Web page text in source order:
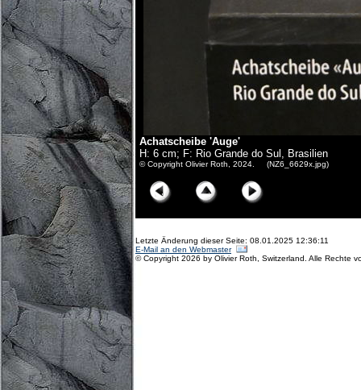
Achatscheibe 'Auge'
H: 6 cm; F: Rio Grande do Sul, Brasilien
© Copyright Olivier Roth, 2024. (NZ6_6629x.jpg)
Letzte Änderung dieser Seite: 08.01.2025 12:36:11
E-Mail an den Webmaster
© Copyright 2026 by Olivier Roth, Switzerland. Alle Rechte